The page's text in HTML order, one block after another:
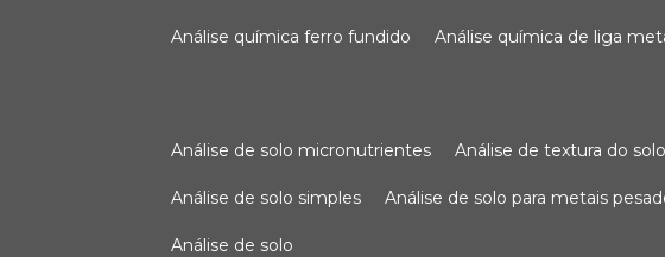
análise química ferro fundido análise química de liga
análise de solo micronutrientes análise de textura do solo
análise de solo simples análise de solo para metais
análise de solo